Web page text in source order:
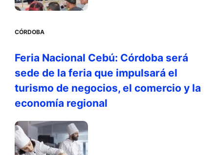
CÓRDOBA
Feria Nacional Cebú: Córdoba será
sede de la feria que impulsará el
turismo de negocios, el comercio y la
economía regional